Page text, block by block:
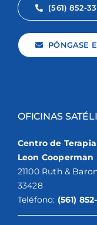
(561) 852-
PÓNGASE
OFICINAS
Centro de
Leon Cooperman
21100 Ruth &
33428
Teléfono: (561)